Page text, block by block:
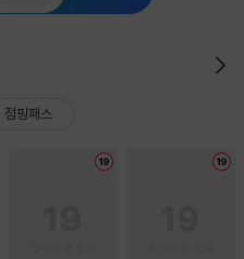
점핑패스